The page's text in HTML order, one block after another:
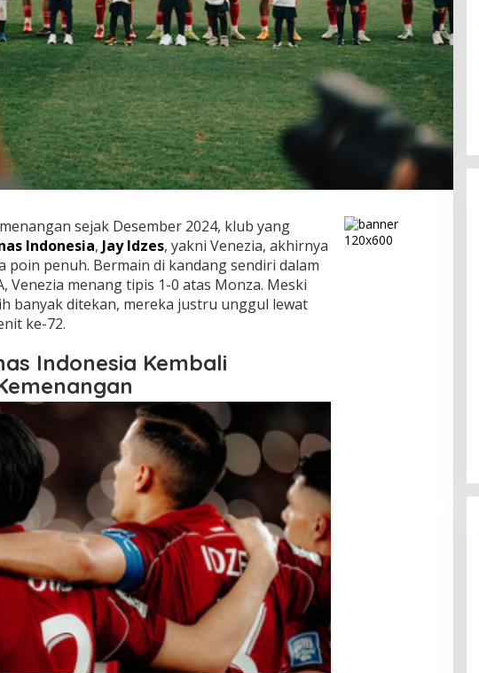
sejak Desember 2024, klub yang
Indonesia, Jay Idzes, yakni Venezia, akhirnya
poin penuh. Bermain di kandang sendiri dalam
Venezia menang tipis 1-0 atas Monza. Meski
banyak ditekan, mereka justru unggul lewat
ke-72.
Indonesia Kembali